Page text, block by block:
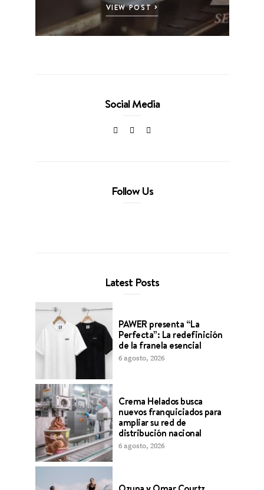
VIEW POST
Social Media
Follow Us
Latest Posts
PAWER presenta “La
Perfecta”: La redefinición
de la franela esencial
6 agosto, 2026
Crema Helados busca
nuevos franquiciados para
ampliar su red de
distribución nacional
6 agosto, 2026